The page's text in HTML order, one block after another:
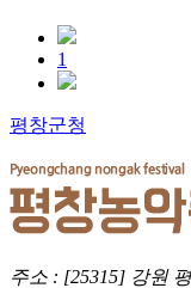
1
평창군청
주소 : [25315] 강원